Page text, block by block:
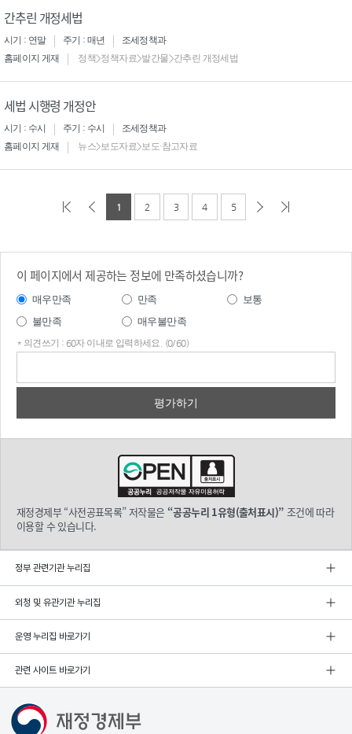
간추린 개정세법
시기 : 연말 주기 : 매년
조세정책과
홈페이지 게재
정책>정책자료>발간물>간추린 개정세법
세법 시행령 개정안
시기 : 수시 주기 : 수시
조세정책과
홈페이지 게재
뉴스>보도자료>보도·참고자료
1 2 3 4 5
이 페이지에서 제공하는 정보에 만족하셨습니까?
매우만족 만족
보통
불만족
매우불만족
* 의견쓰기 : 60자 이내로 입력하세요. (0/60)
재정경제부 “사전공표목록” 저작물은 “공공누리 1유형(출처표시)” 조건에 따라
이용할 수 있습니다.
정부 관련기관 누리집
외청 및 유관기관 누리집
운영 누리집 바로가기
관련 사이트 바로가기